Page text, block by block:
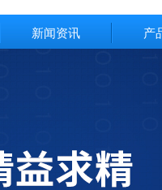
新闻资讯 产